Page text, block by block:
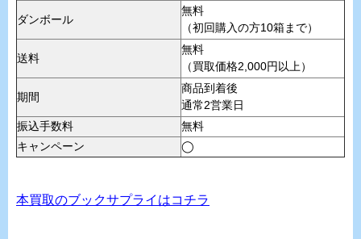
ダンボール
無料
（初回購入の方10箱まで）
送料
無料
（買取価格2,000円以上）
期間
商品到着後
通常2営業日
振込手数料
無料
キャンペーン
◯
本買取のブックサプライはコチラ